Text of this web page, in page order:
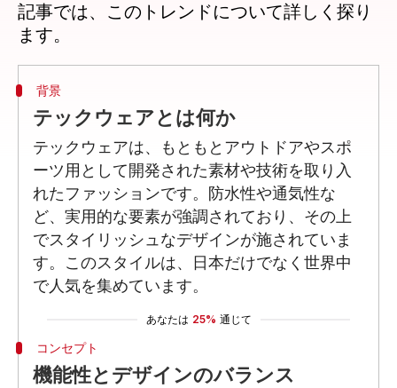
記事では、このトレンドについて詳しく探り
背景
テックウェアとは何か
テックウェアは、もともとアウトドアやスポ
ーツ用として開発された素材や技術を取り入
れたファッションです。防水性や通気性な
ど、実用的な要素が強調されており、その上
でスタイリッシュなデザインが施されていま
す。このスタイルは、日本だけでなく世界中
で人気を集めています。
あなたは 25% 通じて
コンセプト
機能性とデザインのバランス